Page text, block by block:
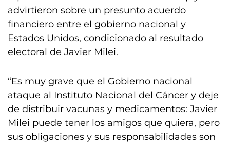
advirtieron sobre un presunto acuerdo
financiero entre el gobierno nacional y
Estados Unidos, condicionado al resultado
electoral de Javier Milei.
“Es muy grave que el Gobierno nacional
ataque al Instituto Nacional del Cáncer y deje
de distribuir vacunas y medicamentos: Javier
Milei puede tener los amigos que quiera, pero
sus obligaciones y sus responsabilidades son